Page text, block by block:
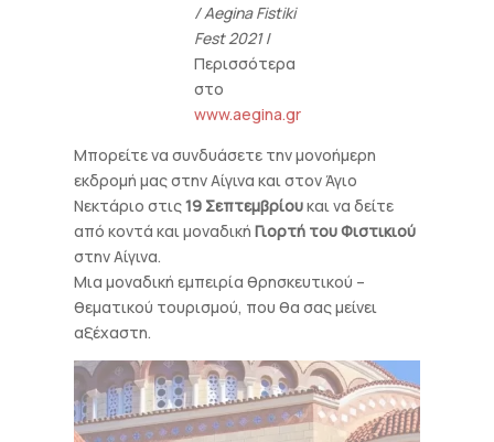
/ Aegina Fistiki
Fest 2021/
Περισσότερα
στο
www.aegina.gr
Μπορείτε να συνδυάσετε την μονοήμερη
εκδρομή μας στην Αίγινα και στον Άγιο
Νεκτάριο στις19 Σεπτεμβρίουκαι να δείτε
από κοντά και μοναδικήΓιορτή του Φιστικιού
στην Αίγινα.
Μια μοναδική εμπειρία θρησκευτικού –
θεματικού τουρισμού, που θα σας μείνει
αξέχαστη.